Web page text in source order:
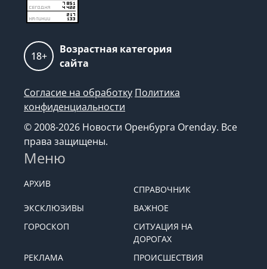
18+
Возрастная категория
сайта
Согласие на обработку Политика
конфиденциальности
© 2008-2026 Новости Оренбурга Orenday. Все
права защищены.
Меню
АРХИВ
СПРАВОЧНИК
ЭКСКЛЮЗИВЫ
ВАЖНОЕ
ГОРОСКОП
СИТУАЦИЯ НА
ДОРОГАХ
РЕКЛАМА
ПРОИСШЕСТВИЯ